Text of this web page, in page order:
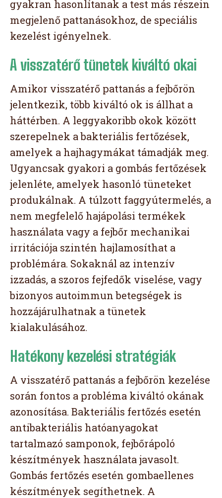
gyakran hasonlítanak a test más részein
megjelenő pattanásokhoz, de speciális
kezelést igényelnek.
A visszatérő tünetek kiváltó okai
Amikor visszatérő pattanás a fejbőrön
jelentkezik, több kiváltó ok is állhat a
háttérben. A leggyakoribb okok között
szerepelnek a bakteriális fertőzések,
amelyek a hajhagymákat támadják meg.
Ugyancsak gyakori a gombás fertőzések
jelenléte, amelyek hasonló tüneteket
produkálnak. A túlzott faggyútermelés, a
nem megfelelő hajápolási termékek
használata vagy a fejbőr mechanikai
irritációja szintén hajlamosíthat a
problémára. Sokaknál az intenzív
izzadás, a szoros fejfedők viselése, vagy
bizonyos autoimmun betegségek is
hozzájárulhatnak a tünetek
kialakulásához.
Hatékony kezelési stratégiák
A visszatérő pattanás a fejbőrön kezelése
során fontos a probléma kiváltó okának
azonosítása. Bakteriális fertőzés esetén
antibakteriális hatóanyagokat
tartalmazó samponok, fejbőrápoló
készítmények használata javasolt.
Gombás fertőzés esetén gombaellenes
készítmények segíthetnek. A